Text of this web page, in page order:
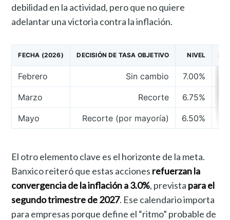
debilidad en la actividad, pero que no quiere
adelantar una victoria contra la inflación.
FECHA (2026) DECISIÓN DE TASA OBJETIVO NIVEL
Febrero Sin cambio 7.00%
Marzo Recorte 6.75%
Mayo Recorte (por mayoría) 6.50%
El otro elemento clave es el horizonte de la meta.
Banxico reiteró que estas acciones refuerzan la
convergencia de la inflación a 3.0%, prevista para el
segundo trimestre de 2027. Ese calendario importa
para empresas porque define el “ritmo” probable de